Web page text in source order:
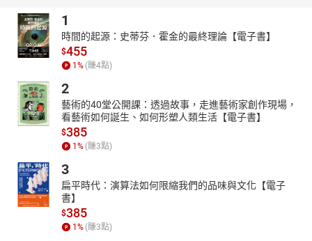
經歷
‧2010年8月迄2011年7月，中央大學客家政經所兼任助理教授。
‧2009年3-6月，台北大學推廣中心 EMBA 學分班「行銷管理」課
程教授
‧1985 年起，從基層做起，A & W速食店襄理，歷經工商時報專欄
記者、泰山企業董事長特助、聯華食品財務經理，迄媽媽塔食品公
司總經理，領導 170名員工反虧為盈。
1
時間的起源：史蒂芬．霍金的最終理論【電子書】
$455
1 % (賺4點)
2
藝術的40堂公開課：透過故事，走進藝術家創作現場，
看藝術如何誕生、如何形塑人類生活【電子書】
$385
1 % (賺3點)
3
扁平時代：演算法如何限縮我們的品味與文化【電子
書】
$385
1 % (賺3點)